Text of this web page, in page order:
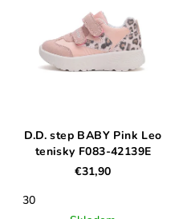
D.D. step BABY Pink Leo
tenisky F083-42139E
€31,90
30